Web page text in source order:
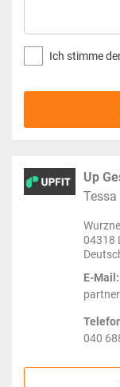
Ich stimme
Up
Tessa
04318
E-Mail:
040